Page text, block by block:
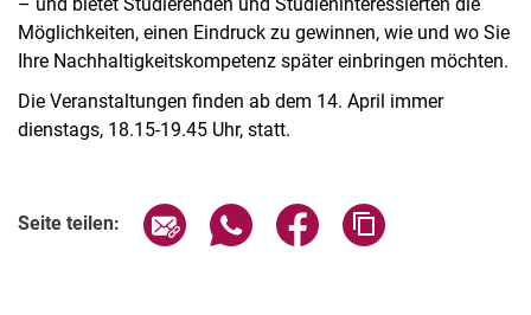
Möglichkeiten, einen Eindruck zu gewinnen, wie und wo Sie
Ihre Nachhaltigkeitskompetenz später einbringen möchten.
Die Veranstaltungen finden ab dem 14. April immer
dienstags, 18.15-19.45 Uhr, statt.
Seite teilen: Seite über E-Mail teilen
Seite über WhatsApp teilen
Seite über Facebook